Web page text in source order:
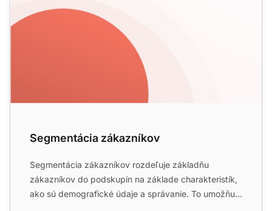
Segmentácia zákazníkov
Segmentácia zákazníkov rozdeľuje základňu
zákazníkov do podskupín na základe charakteristík,
ako sú demografické údaje a správanie. To umožňuje